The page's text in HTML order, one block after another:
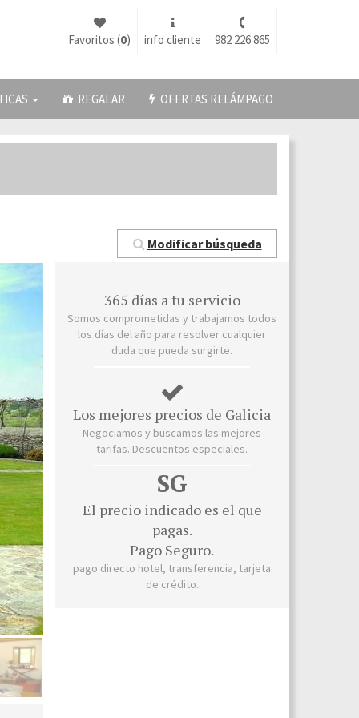
982 226 865
info cliente
Favoritos (0)
REGALAR OFERTAS RELÁMPAGO
Modificar búsqueda
365 días a tu servicio
Somos comprometidas y trabajamos todos
los días del año para resolver cualquier
duda que pueda surgirte.
Los mejores precios de Galicia
Negociamos y buscamos las mejores
tarifas. Descuentos especiales.
SG
El precio indicado es el que
pagas.
Pago Seguro.
pago directo hotel, transferencia, tarjeta
de crédito.